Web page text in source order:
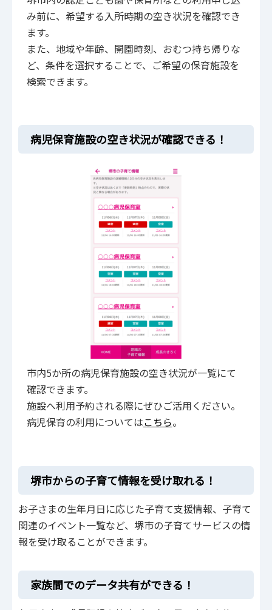
み前に、希望する入所時期の空き状況を確認でき
ます。
また、地域や年齢、開園時刻、おむつ持ち帰りな
ど、条件を選択することで、ご希望の保育施設を
検索できます。
病児保育施設の空き状況が確認できる！
市内5か所の病児保育施設の空き状況が一覧にて
確認できます。
施設へ利用予約される際にぜひご活用ください。
病児保育の利用についてはこちら。
堺市からの子育て情報を受け取れる！
お子さまの生年月日に応じた子育て支援情報、子育て
関連のイベント一覧など、堺市の子育てサービスの情
報を受け取ることができます。
家族間でのデータ共有ができる！